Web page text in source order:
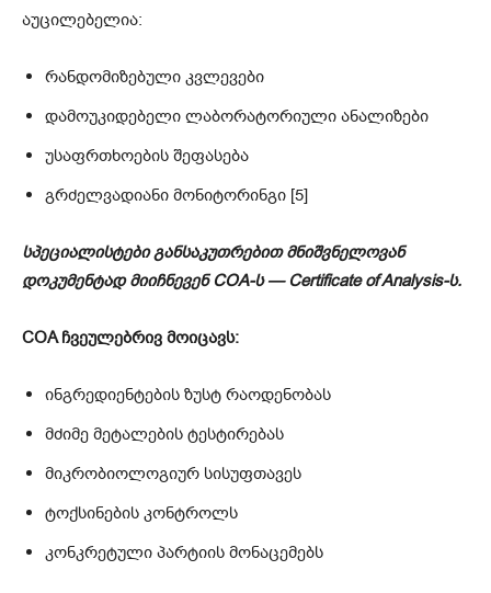
აუცილებელია:
რანდომიზებული კვლევები
დამოუკიდებელი ლაბორატორიული ანალიზები
უსაფრთხოების შეფასება
გრძელვადიანი მონიტორინგი [5]
სპეციალისტები განსაკუთრებით მნიშვნელოვან
დოკუმენტად მიიჩნევენ COA-ს — Certificate of Analysis-ს.
COA ჩვეულებრივ მოიცავს:
ინგრედიენტების ზუსტ რაოდენობას
მძიმე მეტალების ტესტირებას
მიკრობიოლოგიურ სისუფთავეს
ტოქსინების კონტროლს
კონკრეტული პარტიის მონაცემებს